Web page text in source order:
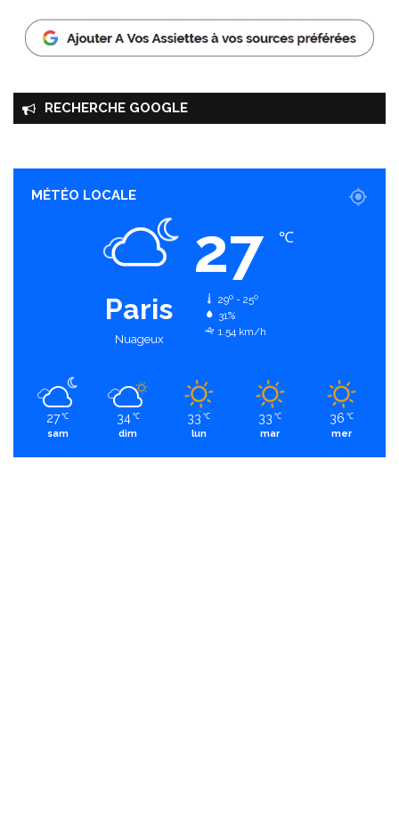
RECHERCHE GOOGLE
MÉTÉO LOCALE
Paris
Nuageux
27 ℃
29º - 25º
31%
1.54 km/h
27 ℃
sam
34 ℃
dim
33 ℃
lun
33 ℃
mar
36 ℃
mer